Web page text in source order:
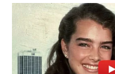
KUNINGAN
MAJALENGKA
WN